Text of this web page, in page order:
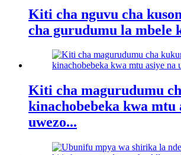
Kiti cha nguvu cha
cha gurudumu la mbele
Kiti cha magurudumu
kinachobebeka kwa mtu
uwezo...